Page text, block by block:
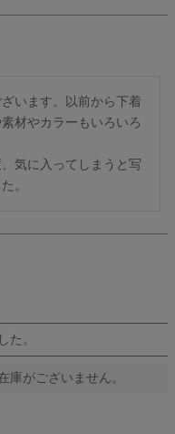
います。以前から下着
材やカラーもいろいろ
気に入ってしまうと写
。
た。
庫がございません。